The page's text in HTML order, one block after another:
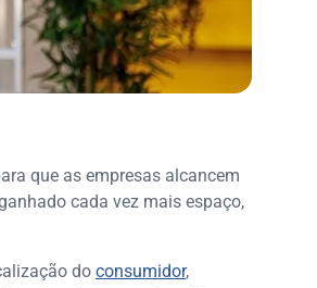
que as empresas alcancem
cada vez mais espaço,
do consumidor,